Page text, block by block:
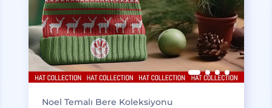
Noel Temalı Bere Koleksiyonu